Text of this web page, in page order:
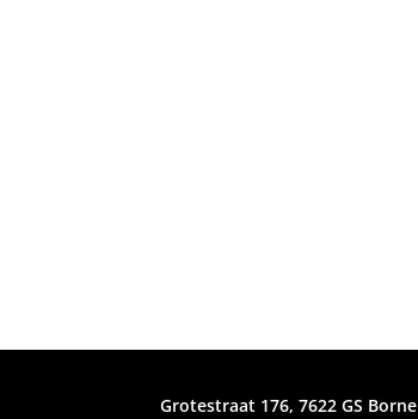
Grotestraat 176, 7622 GS Borne